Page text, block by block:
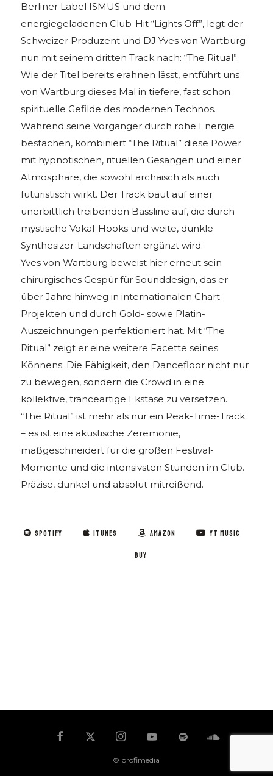
Berliner Label ISMUS und dem
energiegeladenen Club-Hit “Lights Off”, legt der
Schweizer Produzent und DJ Yves von Wartburg
nun mit seinem dritten Track nach: “The Ritual”.
Wie der Titel bereits erahnen lässt, entführt uns
von Wartburg dieses Mal in tiefere, fast schon
spirituelle Gefilde des modernen Technos.
Während seine Vorgänger durch rohe Energie
bestachen, kombiniert “The Ritual” diese Power
mit hypnotischen, rituellen Gesängen und einer
Atmosphäre, die sowohl archaisch als auch
futuristisch wirkt. Der Track baut auf einer
unerbittlich treibenden Bassline auf, die durch
mystische Vokal-Hooks und weite, dunkle
Synthesizer-Landschaften ergänzt wird.
Yves von Wartburg beweist hier erneut sein
chirurgisches Gespür für Sounddesign, das er
über Jahre hinweg in internationalen Chart-
Projekten und durch Gold- sowie Platin-
Auszeichnungen perfektioniert hat. Mit “The
Ritual” zeigt er eine weitere Facette seines
Könnens: Die Fähigkeit, den Dancefloor nicht nur
zu bewegen, sondern die Crowd in eine
kollektive, tranceartige Ekstase zu versetzen.
“The Ritual” ist mehr als nur ein Peak-Time-Track
– es ist eine akustische Zeremonie,
maßgeschneidert für die großen Festival-
Momente und die intensivsten Stunden im Club.
Präzise, dunkel und absolut mitreißend.
SPOTIFY ITUNES AMAZON YT MUSIC
BUY
© profimedia